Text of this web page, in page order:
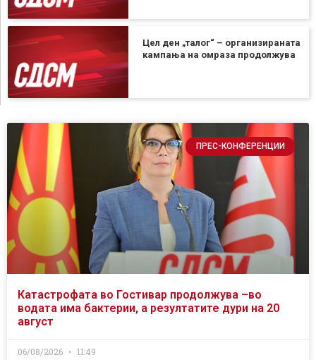
Цел ден „талог“ – организираната
кампања на омраза продолжува
ПРЕС-КОНФЕРЕНЦИИ
Катастрофата во Гостивар продолжува –во
водата има бактерии, а резултатите дури на 20
август
06/08/2026 11:49